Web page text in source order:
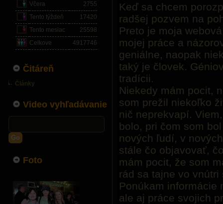
Včera
2755
Tento týždeň
17420
Tento mesiac
25598
Celkove
4917746
Čitáreň
Články
Video vyhľadávanie
Go
Foto
Keď sa chcem
radšej pozvem na
Preto je moja
mojej práce a
geniálne, naopak
taký je človek.
tradícii.
Niekedy mám pocit,
som prežil niekoľko
nič neprekvapí.
bolo, pri čom som
nových ľudí, v
stále čo objavovať,
mám pocit, že som
rád sa tajne vo
Ponúkam informácie
ale aj práce svojich